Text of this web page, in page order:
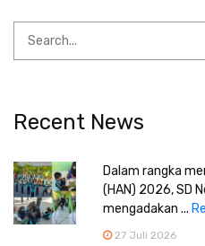
Recent News
Dalam rangka
(HAN) 2026, SD
mengadakan ...
27 Juli 2026